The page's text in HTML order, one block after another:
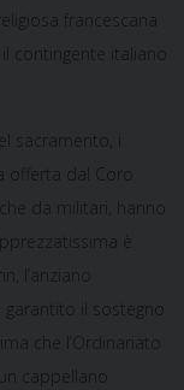
francescana
contingente italiano
sacramento, i
dal Coro
da militari, hanno
è
l’anziano
il sostegno
che l’Ordinariato
cappellano